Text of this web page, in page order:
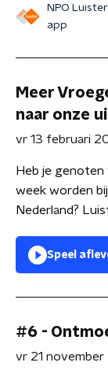
NPO Luister
app
Meer
naar onze
vr 13 februari
Heb je genoten
week worden
Nederland?
Speel
#6 -
vr 21